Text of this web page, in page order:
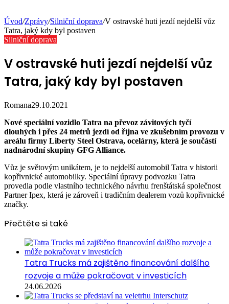
Úvod/Zprávy/Silniční doprava/V ostravské huti jezdí nejdelší vůz
Tatra, jaký kdy byl postaven
Silniční doprava
V ostravské huti jezdí nejdelší vůz
Tatra, jaký kdy byl postaven
Romana29.10.2021
Nové speciální vozidlo Tatra na převoz závitových tyčí
dlouhých i přes 24 metrů jezdí od října ve zkušebním provozu v
areálu firmy Liberty Steel Ostrava, ocelárny, která je součástí
nadnárodní skupiny GFG Alliance.
Vůz je světovým unikátem, je to nejdelší automobil Tatra v historii
kopřivnické automobilky. Speciální úpravy podvozku Tatra
provedla podle vlastního technického návrhu frenštátská společnost
Partner Ipex, která je zároveň i tradičním dealerem vozů kopřivnické
značky.
Přečtěte si také
Tatra Trucks má zajištěno financování dalšího
rozvoje a může pokračovat v investicích
24.06.2026